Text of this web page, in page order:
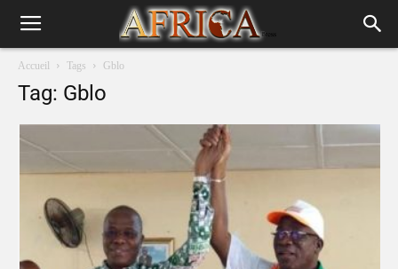
Accueil Tags Gblo
Tag: Gblo